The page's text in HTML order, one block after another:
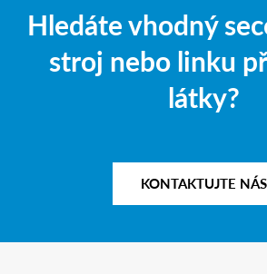
Hledáte vhodný
stroj nebo linku
látky?
KONTAKTUJTE NÁS